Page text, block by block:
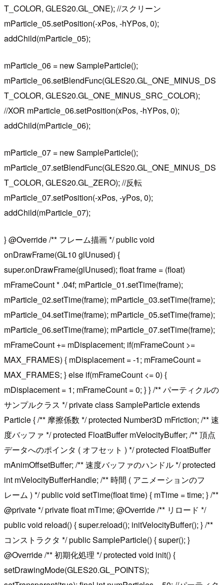
T_COLOR, GLES20.GL_ONE); //スクリーン
mParticle_05.setPosition(-xPos, -hYPos, 0);
addChild(mParticle_05);
mParticle_06 = new SampleParticle();
mParticle_06.setBlendFunc(GLES20.GL_ONE_MINUS_DS
T_COLOR, GLES20.GL_ONE_MINUS_SRC_COLOR);
//XOR mParticle_06.setPosition(xPos, -hYPos, 0);
addChild(mParticle_06);
mParticle_07 = new SampleParticle();
mParticle_07.setBlendFunc(GLES20.GL_ONE_MINUS_DS
T_COLOR, GLES20.GL_ZERO); //反転
mParticle_07.setPosition(-xPos, -yPos, 0);
addChild(mParticle_07);
} @Override /** フレーム描画 */ public void
onDrawFrame(GL10 glUnused) {
super.onDrawFrame(glUnused); float frame = (float)
mFrameCount * .04f; mParticle_01.setTime(frame);
mParticle_02.setTime(frame); mParticle_03.setTime(frame);
mParticle_04.setTime(frame); mParticle_05.setTime(frame);
mParticle_06.setTime(frame); mParticle_07.setTime(frame);
mFrameCount += mDisplacement; if(mFrameCount >=
MAX_FRAMES) { mDisplacement = -1; mFrameCount =
MAX_FRAMES; } else if(mFrameCount <= 0) {
mDisplacement = 1; mFrameCount = 0; } } /** パーティクルの
サンプルクラス */ private class SampleParticle extends
Particle { /** 摩擦係数 */ protected Number3D mFriction; /** 速
度バッファ */ protected FloatBuffer mVelocityBuffer; /** 頂点
データへのポインタ ( オフセット ) */ protected FloatBuffer
mAnimOffsetBuffer; /** 速度バッファのハンドル */ protected
int mVelocityBufferHandle; /** 時間 ( アニメーションのフ
レーム ) */ public void setTime(float time) { mTime = time; } /**
@private */ private float mTime; @Override /** リロード */
public void reload() { super.reload(); initVelocityBuffer(); } /**
コンストラクタ */ public SampleParticle() { super(); }
@Override /** 初期化処理 */ protected void init() {
setDrawingMode(GLES20.GL_POINTS);